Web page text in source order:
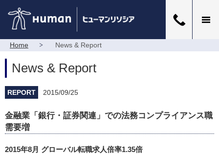
Home News & Report
News & Report
REPORT 2015/09/25
金融業「銀行・証券関連」での法務コンプライアンス職
需要増
2015年8月 グローバル転職求人倍率1.35倍